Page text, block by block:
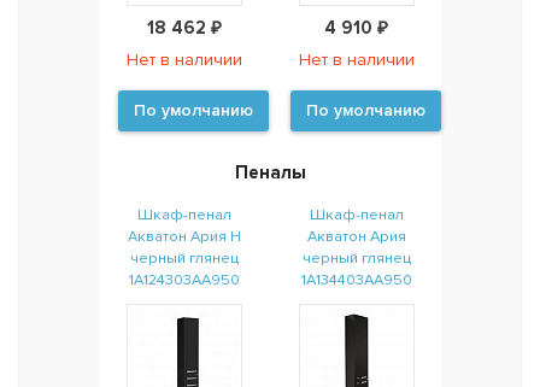
18 462 ₽
Нет в наличии
По умолчанию
4 910 ₽
Нет в наличии
По умолчанию
Пеналы
Шкаф-пенал
Акватон Ария Н
черный глянец
1A124303AA950
Шкаф-пенал
Акватон Ария
черный глянец
1A134403AA950